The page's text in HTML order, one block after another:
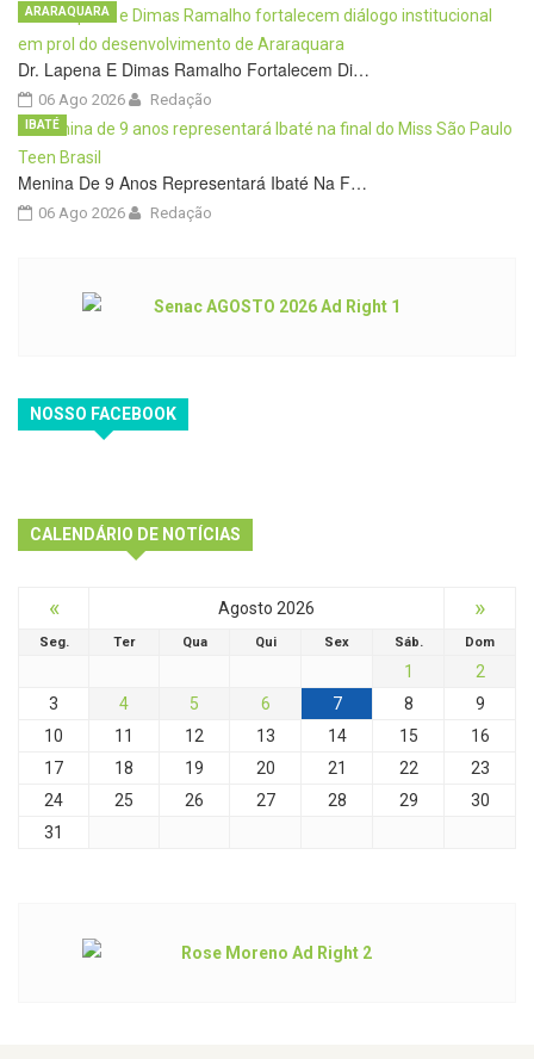
Dr. Lapena E Dimas Ramalho Fortalecem Di…
06 Ago 2026
ARARAQUARA
Redação
Menina De 9 Anos Representará Ibaté Na F…
06 Ago 2026
IBATÉ
Redação
NOSSO FACEBOOK
CALENDÁRIO DE NOTÍCIAS
« Agosto 2026 »
Seg. Ter Qua Qui Sex Sáb. Dom
1
2
3
4 5 6 7 8
9
10
11 12 13 14 15
16
17
18 19 20 21 22
23
24
25 26 27 28 29
30
31